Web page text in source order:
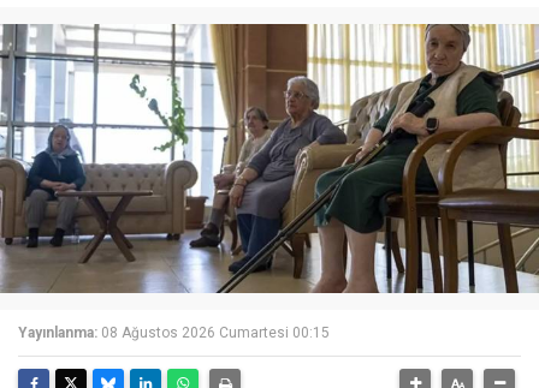
Yayınlanma: 08 Ağustos 2026 Cumartesi 00:15